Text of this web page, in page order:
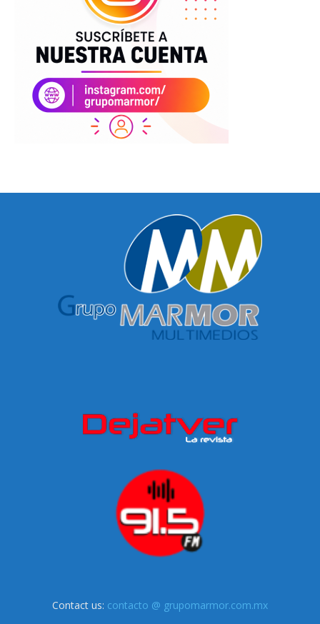
Contact us: contacto @ grupomarmor.com.mx